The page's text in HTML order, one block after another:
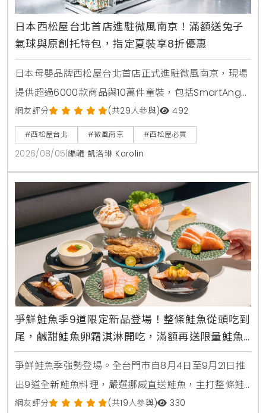
日本西松屋台北首店進駐微風南京！滿額送兔子
氣球與原創托特包，指定夏裝享8折優惠
日本母嬰品牌西松屋台北首店正式進駐微風南京，現場
提供超過6000款商品與10萬件童裝，包括SmartAngel
褲型紙尿褲、包屁衣與熱銷安撫玩具。慶祝開幕推出全
館消費禮與指定夏裝8折優惠，打造台北家長一站式育
兒購物指南。
網友評分 (共29人參與) 492
#西松屋台北 #微風南京 #西松屋必買
2026/08/05 編輯 凱洛琳 Karolin
爭鮮鮭魚季9道限定新品登場！整條鮭魚從頭吃到
尾，鹹甜鮭魚卵霜淇淋開吃，滿額再送限量鮭魚
造型扇
爭鮮鮭魚季強勢登場。全台門市自8月4日至9月21日推
出9道全新鮭魚料理，嚴選挪威直送鮭魚，主打整條鮭
魚從頭吃到尾，包含照燒鮭魚頭，鮮嫩鮭魚肚生魚片，
網友評分 (共19人參與) 330